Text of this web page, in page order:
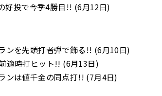
好投で今季4勝目!! (6月12日)
ンを先頭打者弾で飾る!! (6月10日)
適時打ヒット!! (6月13日)
ンは値千金の同点打!! (7月4日)